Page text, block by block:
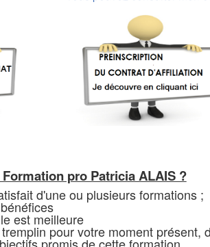
pro Patricia ALAIS ?
d'une ou plusieurs formations ;
est meilleure
pour votre moment présent,
promis de cette formation